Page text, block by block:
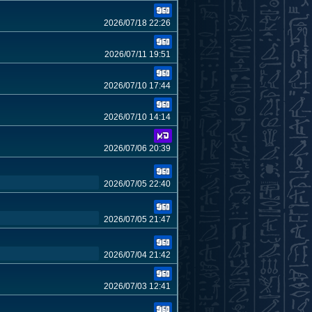
2026/07/18 22:26
2026/07/11 19:51
2026/07/10 17:44
2026/07/10 14:14
2026/07/06 20:39
2026/07/05 22:40
2026/07/05 21:47
2026/07/04 21:42
2026/07/03 12:41